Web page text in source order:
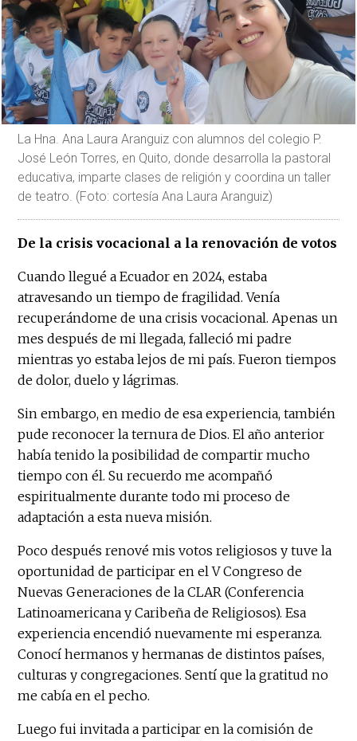
La Hna. Ana Laura Aranguiz con alumnos del colegio P.
José León Torres, en Quito, donde desarrolla la pastoral
educativa, imparte clases de religión y coordina un taller
de teatro. (Foto: cortesía Ana Laura Aranguiz)
De la crisis vocacional a la renovación de votos
Cuando llegué a Ecuador en 2024, estaba
atravesando un tiempo de fragilidad. Venía
recuperándome de una crisis vocacional. Apenas un
mes después de mi llegada, falleció mi padre
mientras yo estaba lejos de mi país. Fueron tiempos
de dolor, duelo y lágrimas.
Sin embargo, en medio de esa experiencia, también
pude reconocer la ternura de Dios. El año anterior
había tenido la posibilidad de compartir mucho
tiempo con él. Su recuerdo me acompañó
espiritualmente durante todo mi proceso de
adaptación a esta nueva misión.
Poco después renové mis votos religiosos y tuve la
oportunidad de participar en el V Congreso de
Nuevas Generaciones de la CLAR (Conferencia
Latinoamericana y Caribeña de Religiosos). Esa
experiencia encendió nuevamente mi esperanza.
Conocí hermanos y hermanas de distintos países,
culturas y congregaciones. Sentí que la gratitud no
me cabía en el pecho.
Luego fui invitada a participar en la comisión de